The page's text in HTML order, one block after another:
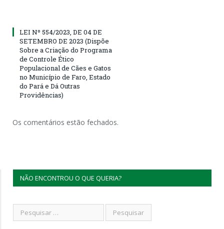
LEI Nº 554/2023, DE 04 DE
SETEMBRO DE 2023 (Dispõe
Sobre a Criação do Programa
de Controle Ético
Populacional de Cães e Gatos
no Município de Faro, Estado
do Pará e Dá Outras
Providências)
Os comentários estão fechados.
NÃO ENCONTROU O QUE QUERIA?